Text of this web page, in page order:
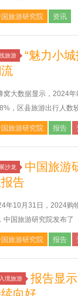
旅游研究院 资讯
旅游
“魅力小
窝大数据显示，2024年
，区县旅游出行人数
旅游研究院 报告
沙龙
中国旅游
告
年10月31日，2024购
中国旅游研究院发布了
旅游研究院 报告
境旅游
报告显